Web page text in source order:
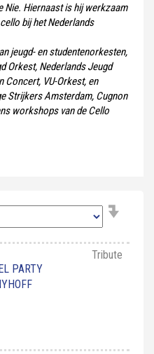
Nie. Hiernaast is hij werkzaam
bij het Nederlands
jeugd- en studentenorkesten,
Orkest, Nederlands Jeugd
Concert, VU-Orkest, en
Strijkers Amsterdam, Cugnon
workshops van de Cello
PARTY
Tribute